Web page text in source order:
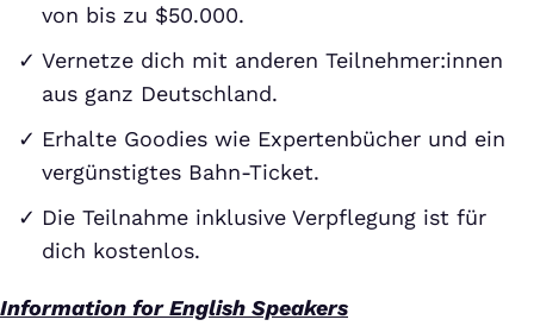
von bis zu $50.000.
Vernetze dich mit anderen Teilnehmer:innen
aus ganz Deutschland.
Erhalte Goodies wie Expertenbücher und ein
vergünstigtes Bahn-Ticket.
Die Teilnahme inklusive Verpflegung ist für
dich kostenlos.
Information for English Speakers